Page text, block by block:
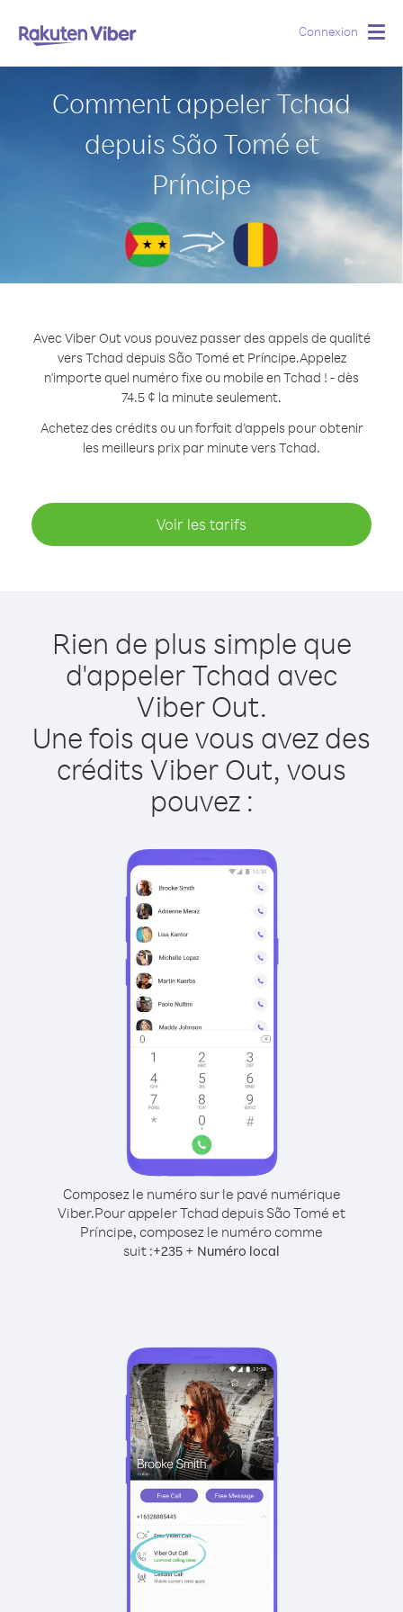
Connexion
Comment appeler Tchad
depuis São Tomé et
Príncipe
Avec Viber Out vous pouvez passer des appels de qualité
vers Tchad depuis São Tomé et Príncipe.Appelez
n'importe quel numéro fixe ou mobile en Tchad ! - dès
74.5 ¢ la minute seulement.
Achetez des crédits ou un forfait d’appels pour obtenir
les meilleurs prix par minute vers Tchad.
Voir les tarifs
Rien de plus simple que
d'appeler Tchad avec
Viber Out.
Une fois que vous avez des
crédits Viber Out, vous
pouvez :
Composez le numéro sur le pavé numérique
Viber.Pour appeler Tchad depuis São Tomé et
Príncipe, composez le numéro comme
suit :+235 + Numéro local